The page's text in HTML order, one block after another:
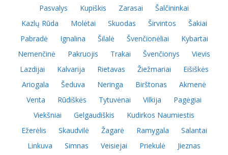
Pasvalys
Kupiškis Zarasai
Šalčininkai
Kazlų Rūda
Molėtai Skuodas Širvintos
Šakiai
Pabradė
Ignalina Šilalė Švenčionėliai
Kybartai
Nemenčinė
Pakruojis Trakai Švenčionys
Vievis
Lazdijai
Kalvarija Rietavas Žiežmariai
Eišiškės
Ariogala
Šeduva Neringa Birštonas
Akmenė
Venta
Rūdiškės Tytuvėnai Vilkija
Pagėgiai
Viekšniai
Gelgaudiškis
Kudirkos Naumiestis
Ežerėlis
Skaudvilė Žagarė Ramygala
Salantai
Linkuva
Simnas Veisiejai Priekulė
Jieznas